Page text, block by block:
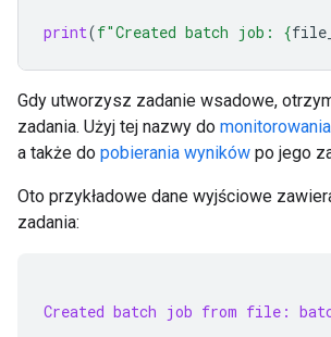
print(f"Created batch job: {
Gdy utworzysz zadanie wsadowe,
zadania. Użyj tej nazwy do monitorowania
a także do pobierania wyników po jego
Oto przykładowe dane wyjściowe
zadania:
Created batch job from file: